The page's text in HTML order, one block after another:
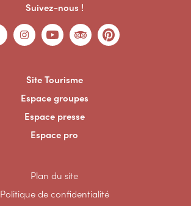
Suivez-nous !
Site Tourisme
Espace groupes
Espace presse
Espace pro
Plan du site
Politique de confidentialité